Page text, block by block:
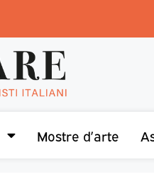
Mostre d’arte